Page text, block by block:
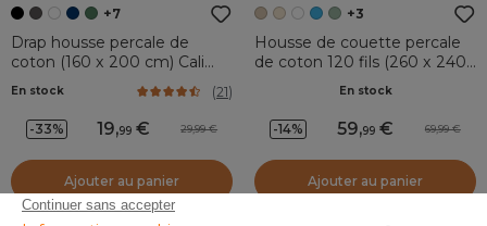
+7
Drap housse percale de
coton (160 x 200 cm) Cali
En stock (21)
-33% 19,99 29,99
Ajouter au panier
+3
Housse de couette percale
de coton 120 fils (260 x 240
En stock
-14% 59,99 69,99
Ajouter au panier